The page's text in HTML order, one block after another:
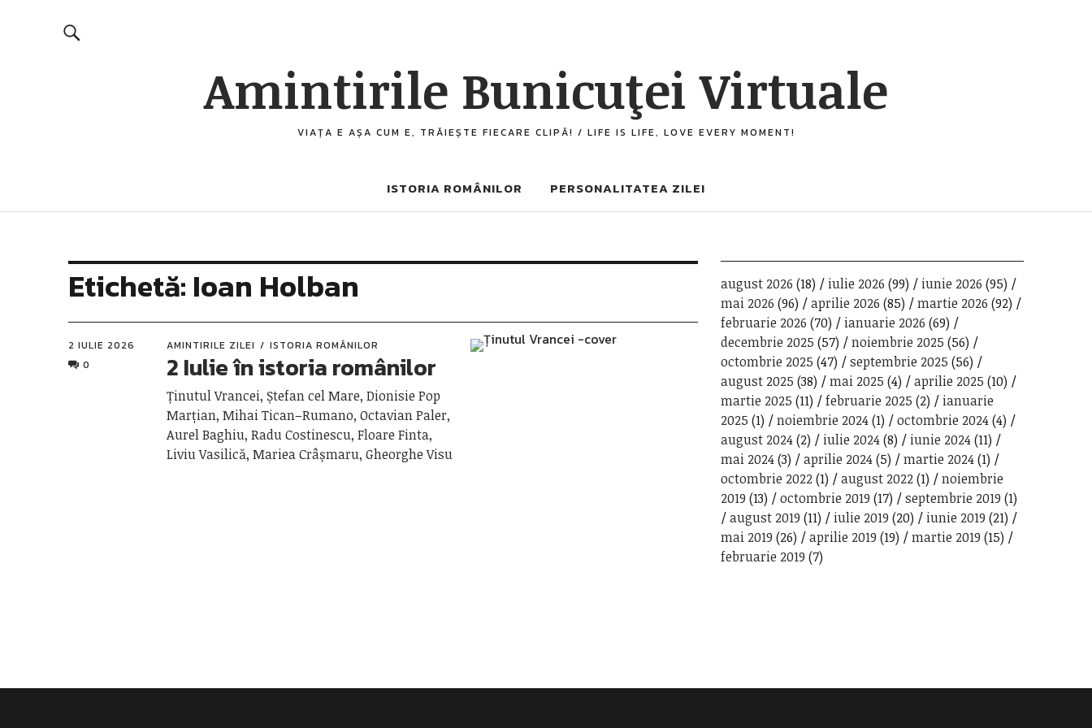
Amintirile Bunicuţei Virtuale
VIAȚA E AȘA CUM E, TRĂIEȘTE FIECARE CLIPĂ! / LIFE IS LIFE, LOVE EVERY MOMENT!
ISTORIA ROMÂNILOR PERSONALITATEA ZILEI
Etichetă: Ioan Holban
2 IULIE 2026
0
AMINTIRILE ZILEI ISTORIA ROMÂNILOR
2 Iulie în istoria românilor
Ținutul Vrancei, Ștefan cel Mare, Dionisie Pop
Marțian, Mihai Tican–Rumano, Octavian Paler,
Aurel Baghiu, Radu Costinescu, Floare Finta,
Liviu Vasilică, Mariea Crâșmaru, Gheorghe Visu
august 2026 (18) iulie 2026 (99) iunie 2026 (95)
mai 2026 (96) aprilie 2026 (85) martie 2026 (92)
februarie 2026 (70) ianuarie 2026 (69)
decembrie 2025 (57) noiembrie 2025 (56)
octombrie 2025 (47) septembrie 2025 (56)
august 2025 (38) mai 2025 (4) aprilie 2025 (10)
martie 2025 (11) februarie 2025 (2)
ianuarie
2025 (1) noiembrie 2024(1) octombrie 2024(4)
august 2024(2) iulie 2024(8) iunie 2024(11)
mai 2024(3) aprilie 2024(5) martie 2024(1)
octombrie 2022(1) august 2022(1)
noiembrie
2019 (13) octombrie 2019 (17) septembrie 2019 (1)
august 2019 (11) iulie 2019 (20) iunie 2019 (21)
mai 2019 (26) aprilie 2019 (19) martie 2019 (15)
februarie 2019 (7)